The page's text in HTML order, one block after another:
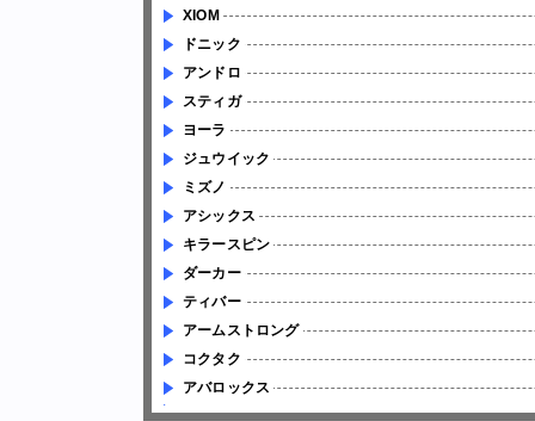
XIOM
ドニック
アンドロ
スティガ
ヨーラ
ジュウイック
ミズノ
アシックス
キラースピン
ダーカー
ティバー
アームストロング
コクタク
アバロックス